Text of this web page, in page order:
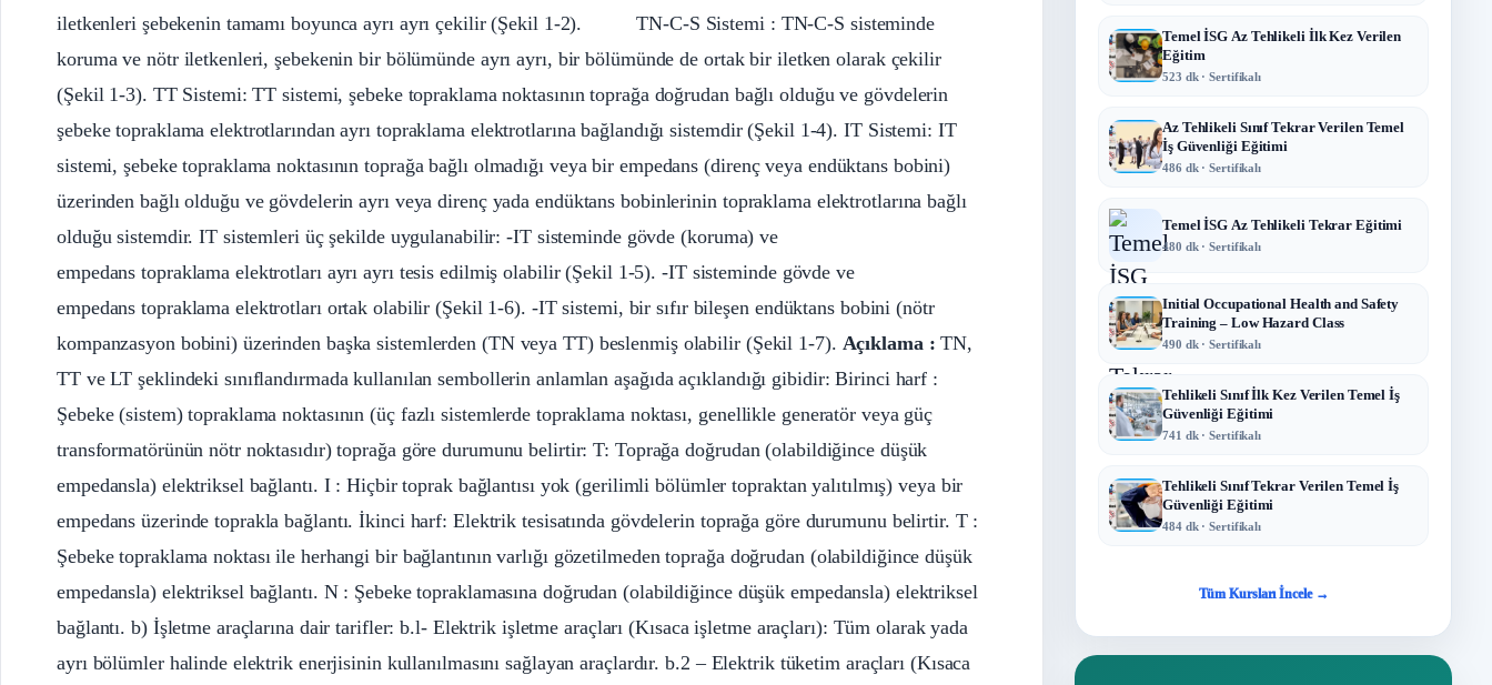
iletkenleri şebekenin tamamı boyunca ayrı ayrı çekilir (Şekil 1-2). TN-C-S Sistemi : TN-C-S sisteminde
koruma ve nötr iletkenleri, şebekenin bir bölümünde ayrı ayrı, bir bölümünde de ortak bir iletken olarak çekilir
(Şekil 1-3). TT Sistemi: TT sistemi, şebeke topraklama noktasının toprağa doğrudan bağlı olduğu ve gövdelerin
şebeke topraklama elektrotlarından ayrı topraklama elektrotlarına bağlandığı sistemdir (Şekil 1-4). IT Sistemi: IT
sistemi, şebeke topraklama noktasının toprağa bağlı olmadığı veya bir empedans (direnç veya endüktans bobini)
üzerinden bağlı olduğu ve gövdelerin ayrı veya direnç yada endüktans bobinlerinin topraklama elektrotlarına bağlı
olduğu sistemdir. IT sistemleri üç şekilde uygulanabilir: -IT sisteminde gövde (koruma) ve
empedans topraklama elektrotları ayrı ayrı tesis edilmiş olabilir (Şekil 1-5). -IT sisteminde gövde ve
empedans topraklama elektrotları ortak olabilir (Şekil 1-6). -IT sistemi, bir sıfır bileşen endüktans bobini (nötr
kompanzasyon bobini) üzerinden başka sistemlerden (TN veya TT) beslenmiş olabilir (Şekil 1-7). Açıklama : TN,
TT ve LT şeklindeki sınıflandırmada kullanılan sembollerin anlamlan aşağıda açıklandığı gibidir: Birinci harf :
Şebeke (sistem) topraklama noktasının (üç fazlı sistemlerde topraklama noktası, genellikle generatör veya güç
transformatörünün nötr noktasıdır) toprağa göre durumunu belirtir: T: Toprağa doğrudan (olabildiğince düşük
empedansla) elektriksel bağlantı. I : Hiçbir toprak bağlantısı yok (gerilimli bölümler topraktan yalıtılmış) veya bir
empedans üzerinde toprakla bağlantı. İkinci harf: Elektrik tesisatında gövdelerin toprağa göre durumunu belirtir. T :
Şebeke topraklama noktası ile herhangi bir bağlantının varlığı gözetilmeden toprağa doğrudan (olabildiğince düşük
empedansla) elektriksel bağlantı. N : Şebeke topraklamasına doğrudan (olabildiğince düşük empedansla) elektriksel
bağlantı. b) İşletme araçlarına dair tarifler: b.l- Elektrik işletme araçları (Kısaca işletme araçları): Tüm olarak yada
ayrı bölümler halinde elektrik enerjisinin kullanılmasını sağlayan araçlardır. b.2 – Elektrik tüketim araçları (Kısaca
Temel İSG Az Tehlikeli İlk Kez Verilen
Eğitim
523 dk · Sertifikalı
Az Tehlikeli Sınıf Tekrar Verilen Temel
İş Güvenliği Eğitimi
486 dk · Sertifikalı
Temel İSG Az Tehlikeli Tekrar Eğitimi
480 dk · Sertifikalı
Initial Occupational Health and Safety
Training – Low Hazard Class
490 dk · Sertifikalı
Tehlikeli Sınıf İlk Kez Verilen Temel İş
Güvenliği Eğitimi
741 dk · Sertifikalı
Tehlikeli Sınıf Tekrar Verilen Temel İş
Güvenliği Eğitimi
484 dk · Sertifikalı
Tüm Kursları İncele →